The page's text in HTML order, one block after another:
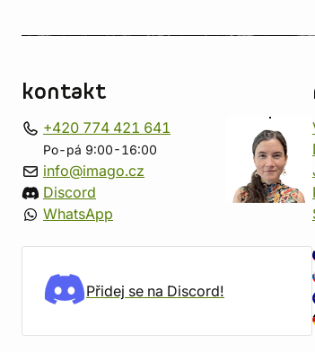
kontakt
+420 774 421 641
Po-pá 9:00-16:00
info@imago.cz
Discord
WhatsApp
Přidej se na Discord!